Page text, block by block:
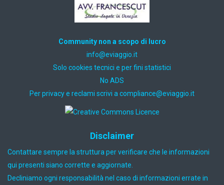
Community non a scopo di lucro
ti.oiggaive@ofni
Solo cookies tecnici e per fini statistici
No ADS
Per privacy e reclami scrivi a ti.oiggaive@ecnailpmoc
Disclaimer
Contattare sempre la struttura per verificare che le informazioni
qui presenti siano corrette e aggiornate.
Decliniamo ogni responsabilità nel caso di informazioni errate in